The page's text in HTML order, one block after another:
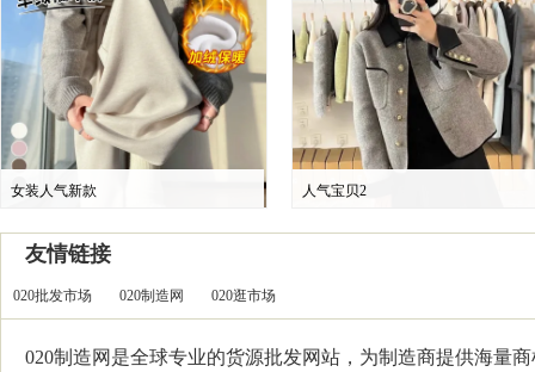
女装人气新款 人气宝贝2
友情链接
020批发市场 020制造网 020逛市场
020制造网是全球专业的货源批发网站，为制造商提供海量